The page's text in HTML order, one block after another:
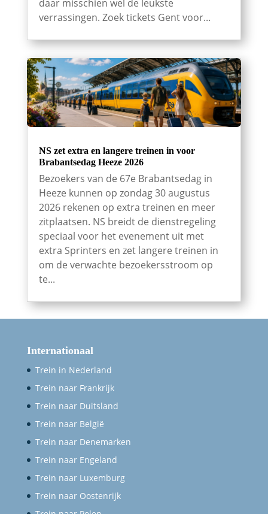
daar misschien wel de leukste
verrassingen. Zoek tickets Gent voor...
NS zet extra en langere treinen in voor
Brabantsedag Heeze 2026
Bezoekers van de 67e Brabantsedag in
Heeze kunnen op zondag 30 augustus
2026 rekenen op extra treinen en meer
zitplaatsen. NS breidt de dienstregeling
speciaal voor het evenement uit met
extra Sprinters en zet langere treinen in
om de verwachte bezoekersstroom op
te...
Internationaal
Trein in Nederland
Trein naar Frankrijk
Trein naar Duitsland
Trein naar België
Trein naar Denemarken
Trein naar Engeland
Trein naar Luxemburg
Trein naar Oostenrijk